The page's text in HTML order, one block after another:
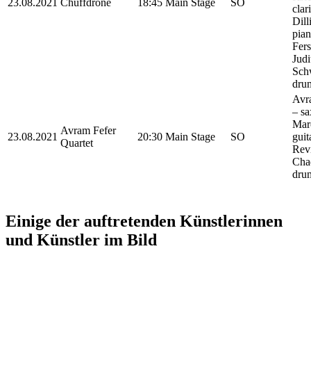
23.08.2021 Chuffdrone 18:45 Main Stage SO
23.08.2021
Avram Fefer
Quartet
20:30 Main Stage SO
–
Einige der auftretenden Künstlerinnen
und Künstler im Bild